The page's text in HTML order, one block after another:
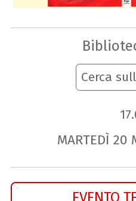
Cerca
MARTEDÌ 20
EVENTO